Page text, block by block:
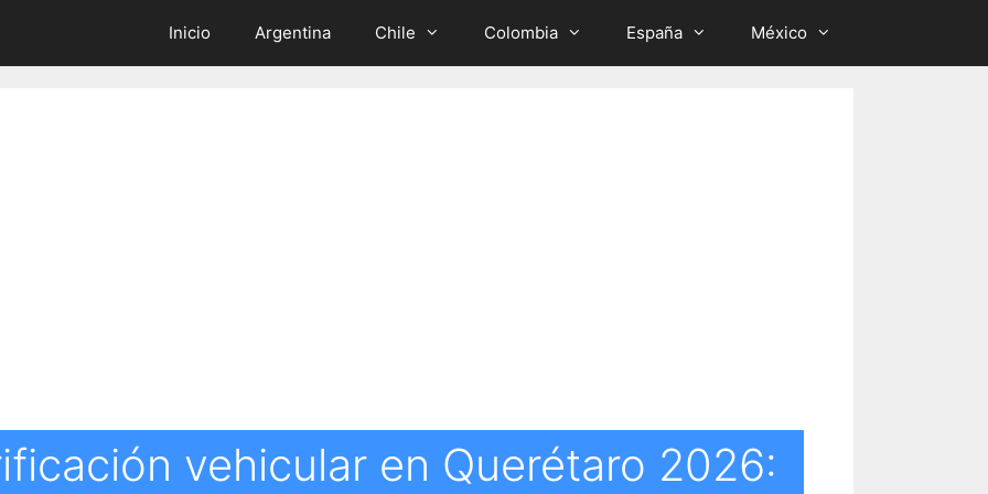
Inicio Argentina Chile Colombia España México
vehicular en Querétaro 2026: